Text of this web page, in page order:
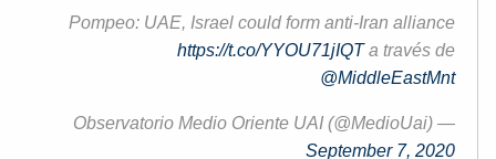
Pompeo: UAE, Israel could form anti-Iran alliance
https://t.co/YYOU71jIQTa través de
@MiddleEastMnt
— Observatorio Medio Oriente UAI (@MedioUai)
September 7, 2020